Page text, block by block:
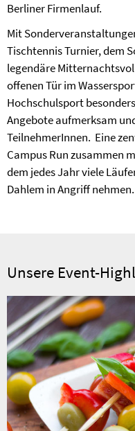
Berliner Firmenlauf.
Mit
Tischtennis Turnier, dem
legendäre
offenen Tür im
Hochschulsport
Angebote aufmerksam
TeilnehmerInnen. Eine
Campus Run zusammen
dem jedes Jahr viele
Dahlem in Angriff nehmen.
Unsere Event-